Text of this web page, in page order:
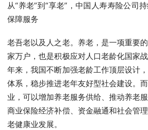
从“养老”到“享老”，中国人寿寿险公司
保障服务
老吾老以及人之老。养老，是一项重要
家万户，也是积极应对人口老龄化国家
年来，我国不断加强老龄工作顶层设计
体系，稳步推进老年友好型社会建设。
业，可以增加养老服务供给、推动养老
商业保险经济补偿、资金融通和社会管
老健康业发展。